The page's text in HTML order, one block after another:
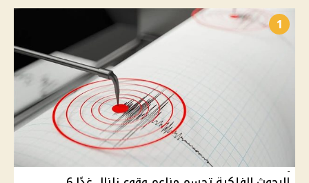
1